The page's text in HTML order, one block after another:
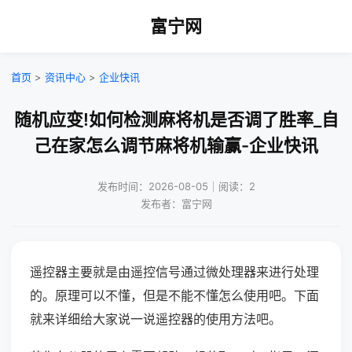
富宁网
首页 > 资讯中心 > 企业快讯
随机应变!如何检测麻将机是否调了胜率_自
己在家怎么调节麻将机输赢-企业快讯
发布时间：2026-08-05｜阅读：2
发布者：富宁网
遥控器主要就是由遥控信号通过微处理器来进行处理
的。原理可以不懂，但是不能不懂怎么使用吧。下面
就来详细给大家说一说遥控器的使用方法吧。